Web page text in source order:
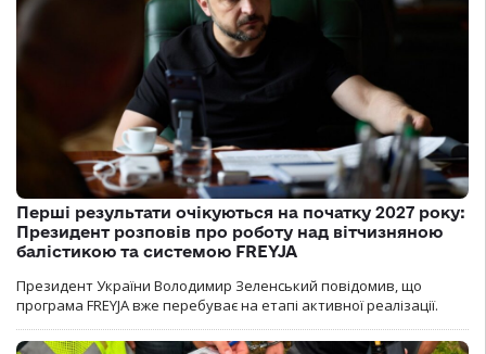
Перші результати очікуються на початку 2027 року:
Президент розповів про роботу над вітчизняною
балістикою та системою FREYJA
Президент України Володимир Зеленський повідомив, що
програма FREYJA вже перебуває на етапі активної реалізації.